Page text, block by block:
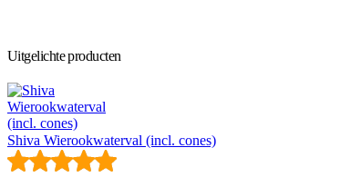
Uitgelichte producten
Shiva Wierookwaterval (incl. cones)
Rated
5.00
out